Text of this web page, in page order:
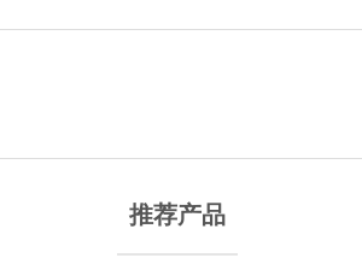
推荐产品